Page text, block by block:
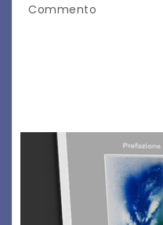
Commento